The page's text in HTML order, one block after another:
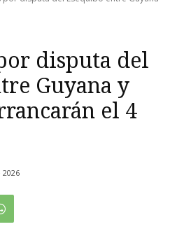
disputa del
Guyana y
el 4